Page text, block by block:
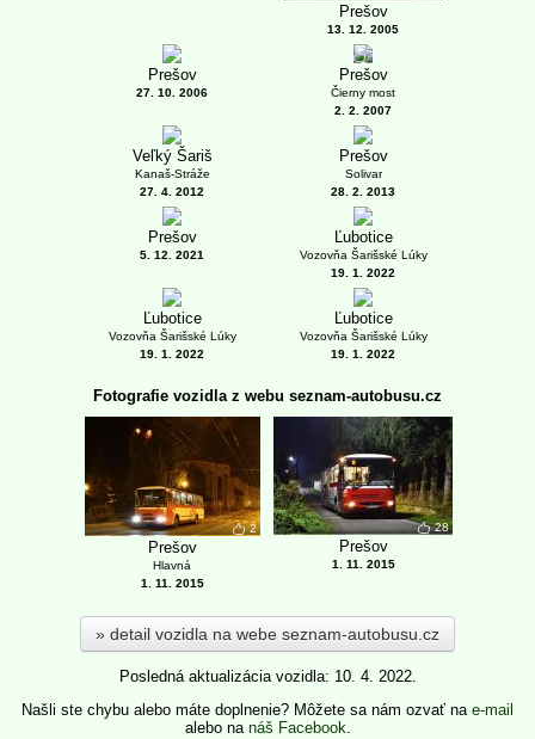
Prešov
13. 12. 2005
Prešov
27. 10. 2006
7
Prešov
Čierny most
2. 2. 2007
Veľký Šariš
Kanaš-Stráže
27. 4. 2012
Prešov
Solivar
28. 2. 2013
Prešov
5. 12. 2021
Ľubotice
Vozovňa Šarišské Lúky
19. 1. 2022
Ľubotice
Vozovňa Šarišské Lúky
19. 1. 2022
Ľubotice
Vozovňa Šarišské Lúky
19. 1. 2022
Fotografie vozidla z webu seznam-autobusu.cz
2
Prešov
Hlavná
1. 11. 2015
28
Prešov
1. 11. 2015
detail vozidla na webe seznam-autobusu.cz
Posledná aktualizácia vozidla: 10. 4. 2022.
Našli ste chybu alebo máte doplnenie? Môžete sa nám ozvať na e-mail
alebo na náš Facebook.